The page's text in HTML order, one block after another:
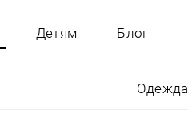
Одежда
Детям Блог